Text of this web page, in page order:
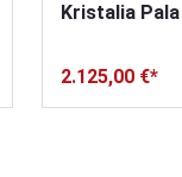
Kristalia
2.125,00 €*